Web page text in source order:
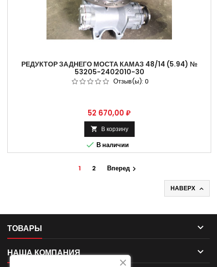
РЕДУКТОР ЗАДНЕГО МОСТА КАМАЗ 48/14 (5.94) №
53205-2402010-30
Отзыв(ы): 0
Цена
52 670,00 ₽
 В корзину
 В наличии
1 2 Вперед 
НАВЕРХ 
ТОВАРЫ 
НАША КОМПАНИЯ 